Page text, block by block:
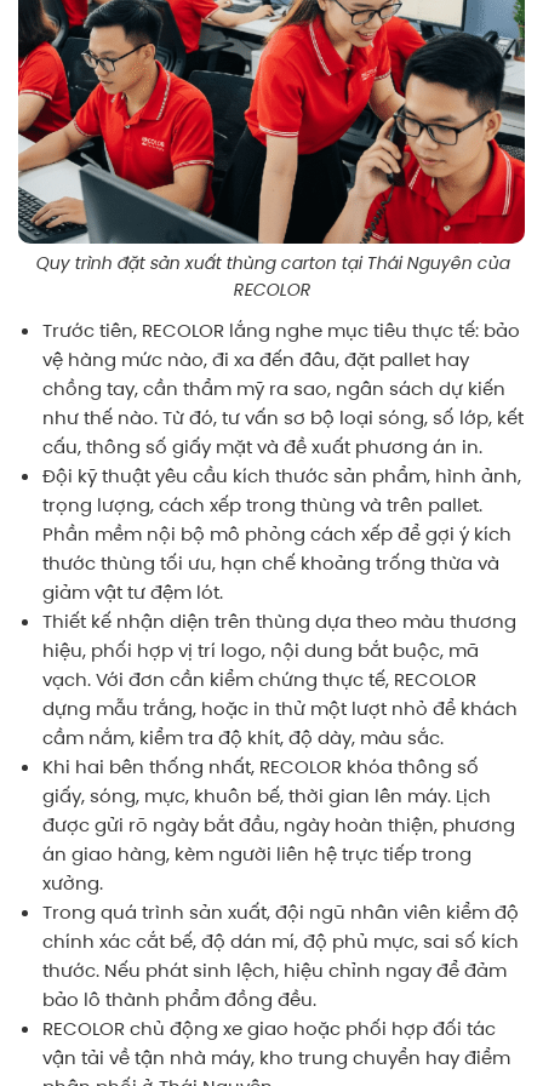
Quy trình đặt sản xuất thùng carton tại Thái Nguyên của
RECOLOR
Trước tiên, RECOLOR lắng nghe mục tiêu thực tế: bảo
vệ hàng mức nào, đi xa đến đâu, đặt pallet hay
chồng tay, cần thẩm mỹ ra sao, ngân sách dự kiến
như thế nào. Từ đó, tư vấn sơ bộ loại sóng, số lớp, kết
cấu, thông số giấy mặt và đề xuất phương án in.
Đội kỹ thuật yêu cầu kích thước sản phẩm, hình ảnh,
trọng lượng, cách xếp trong thùng và trên pallet.
Phần mềm nội bộ mô phỏng cách xếp để gợi ý kích
thước thùng tối ưu, hạn chế khoảng trống thừa và
giảm vật tư đệm lót.
Thiết kế nhận diện trên thùng dựa theo màu thương
hiệu, phối hợp vị trí logo, nội dung bắt buộc, mã
vạch. Với đơn cần kiểm chứng thực tế, RECOLOR
dựng mẫu trắng, hoặc in thử một lượt nhỏ để khách
cầm nắm, kiểm tra độ khít, độ dày, màu sắc.
Khi hai bên thống nhất, RECOLOR khóa thông số
giấy, sóng, mực, khuôn bế, thời gian lên máy. Lịch
được gửi rõ ngày bắt đầu, ngày hoàn thiện, phương
án giao hàng, kèm người liên hệ trực tiếp trong
xưởng.
Trong quá trình sản xuất, đội ngũ nhân viên kiểm độ
chính xác cắt bế, độ dán mí, độ phủ mực, sai số kích
thước. Nếu phát sinh lệch, hiệu chỉnh ngay để đảm
bảo lô thành phẩm đồng đều.
RECOLOR chủ động xe giao hoặc phối hợp đối tác
vận tải về tận nhà máy, kho trung chuyển hay điểm